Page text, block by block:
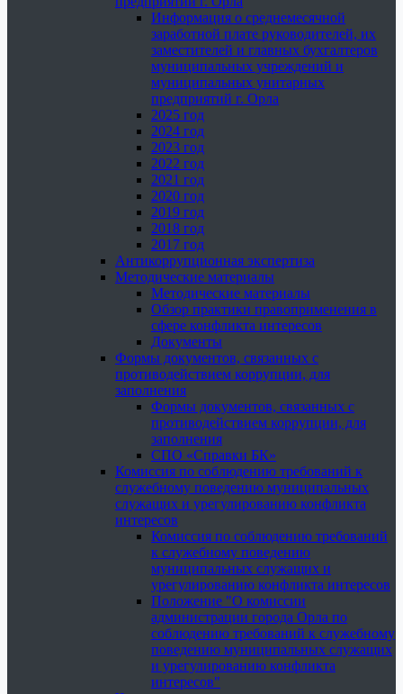
Информация о среднемесячной
заработной плате руководителей, их
заместителей и главных бухгалтеров
муниципальных учреждений и
муниципальных унитарных
предприятий г. Орла
2025 год
2024 год
2023 год
2022 год
2021 год
2020 год
2019 год
2018 год
2017 год
Антикоррупционная экспертиза
Методические материалы
Методические материалы
Обзор практики правоприменения в
сфере конфликта интересов
Документы
Формы документов, связанных с
противодействием коррупции, для
заполнения
Формы документов, связанных с
противодействием коррупции, для
заполнения
СПО «Справки БК»
Комиссия по соблюдению требований к
служебному поведению муниципальных
служащих и урегулированию конфликта
интересов
Комиссия по соблюдению требований
к служебному поведению
муниципальных служащих и
урегулированию конфликта интересов
Положение "О комиссии
администрации города Орла по
соблюдению требований к служебному
поведению муниципальных служащих
и урегулированию конфликта
интересов"